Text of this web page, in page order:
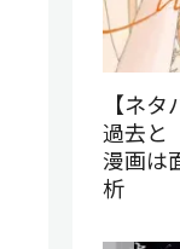
【ネ
過去と
漫画は
析